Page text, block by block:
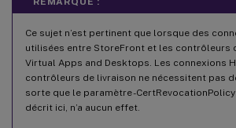
Ce sujet n’est pertinent que lorsque des
utilisées entre StoreFront et les contrôleurs
Virtual Apps and Desktops. Les connexions
contrôleurs de livraison ne nécessitent pas
sorte que le paramètre -
décrit ici, n’a aucun effet.